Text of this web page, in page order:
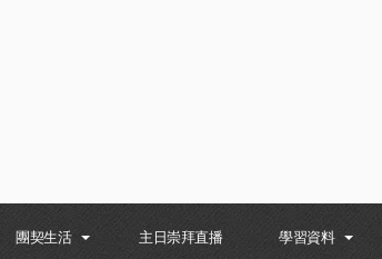
團契生活 主日崇拜直播 學習資料